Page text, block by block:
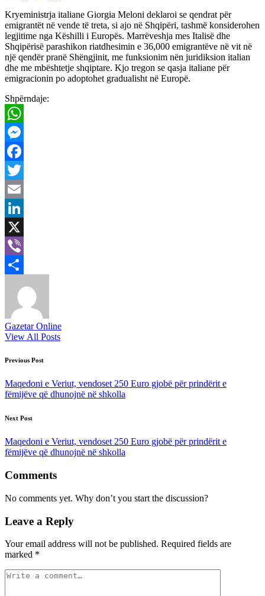
Kryeministrja italiane Giorgia Meloni deklaroi se qendrat për
emigrantët në vende të treta, si ajo në Shqipëri, tashmë konsiderohen
legjitime nga Këshilli i Europës. Marrëveshja mes Italisë dhe
Shqipërisë parashikon riatdhesimin e 36,000 emigrantëve në vit në
një qendër pranë Shëngjinit, me funksionim nën juridiksion italian
dhe me mbështetje shqiptare. Kjo tregon se qasja italiane për
emigracionin po adoptohet gradualisht në Europë.
Shpërndaje:
WhatsApp
Messenger
Facebook
Twitter
Email
LinkedIn
X
Viber
Gazetar Online
View All Posts
Post
navigation
Previous Post
Maqedoni e Veriut, vendoset 250 Euro gjobë për prindërit e
fëmijëve që dhunojnë në shkolla
Next Post
Maqedoni e Veriut, vendoset 250 Euro gjobë për prindërit e
fëmijëve që dhunojnë në shkolla
Comments
No comments yet. Why don’t you start the discussion?
Leave a Reply
Your email address will not be published. Required fields are
marked *